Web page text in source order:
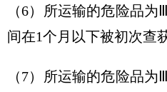
（6）所运输的危险品
间在1个月以下被初次查
（7）所运输的危险品